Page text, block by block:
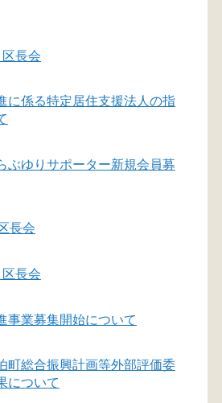
長会
に係る特定居住支援法人の指
ぶゆりサポーター新規会員募
長会
長会
事業募集開始について
町総合振興計画等外部評価委
について